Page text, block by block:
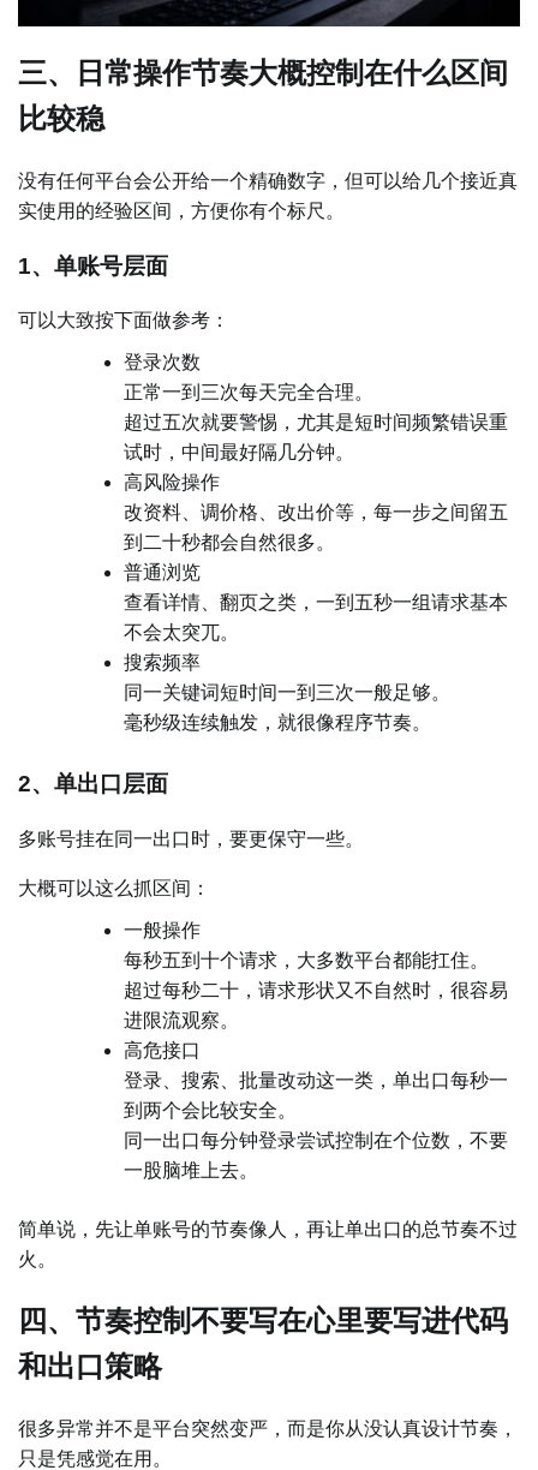
三、日常操作节奏大概控制在什么区间
比较稳
没有任何平台会公开给一个精确数字，但可以给几个接近真
实使用的经验区间，方便你有个标尺。
1、单账号层面
可以大致按下面做参考：
登录次数
正常一到三次每天完全合理。
超过五次就要警惕，尤其是短时间频繁错误重
试时，中间最好隔几分钟。
高风险操作
改资料、调价格、改出价等，每一步之间留五
到二十秒都会自然很多。
普通浏览
查看详情、翻页之类，一到五秒一组请求基本
不会太突兀。
搜索频率
同一关键词短时间一到三次一般足够。
毫秒级连续触发，就很像程序节奏。
2、单出口层面
多账号挂在同一出口时，要更保守一些。
大概可以这么抓区间：
一般操作
每秒五到十个请求，大多数平台都能扛住。
超过每秒二十，请求形状又不自然时，很容易
进限流观察。
高危接口
登录、搜索、批量改动这一类，单出口每秒一
到两个会比较安全。
同一出口每分钟登录尝试控制在个位数，不要
一股脑堆上去。
简单说，先让单账号的节奏像人，再让单出口的总节奏不过
火。
四、节奏控制不要写在心里要写进代码
和出口策略
很多异常并不是平台突然变严，而是你从没认真设计节奏，
只是凭感觉在用。